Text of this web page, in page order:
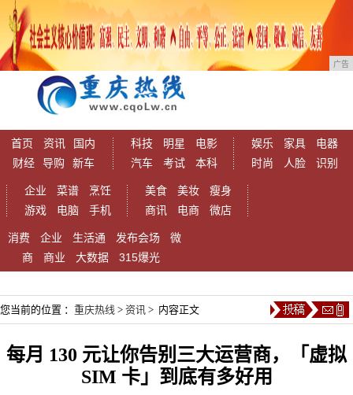
广告
首页 资讯
国内
财经
导购 新车
科技 明星
电影
汽车
考试 本科
娱乐 家具
电器
时尚
人脸 识别
企业 菜谱
烹饪
游戏
电脑 手机
美食 美妆
瘦身
商讯
电商 微店
消费 企业 生活通 发布会场
微
商
商业 大数据 315爆光
您当前的位置 ： 重庆热线 > 资讯 > 内容正文
每月 130 元让你告别三大运营商，「虚拟
SIM 卡」到底有多好用